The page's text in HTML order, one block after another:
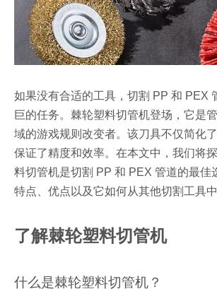
如果没有合适的工具，切割 PP 和 PEX
巨的任务。棘轮塑料切管机登场，它是
域的游戏规则改变者。该刀具不仅简化
保证了精度和效率。在本文中，我们将
料切管机是切割 PP 和 PEX 管道的最佳
特点、优点以及它如何从其他切割工具中
了解棘轮塑料切管机
什么是棘轮塑料切管机？